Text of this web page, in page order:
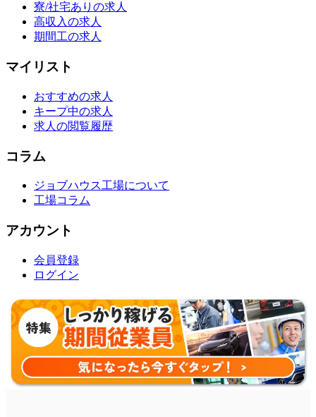
寮/社宅ありの求人
高収入の求人
期間工の求人
マイリスト
おすすめの求人
キープ中の求人
求人の閲覧履歴
コラム
ジョブハウス工場について
工場コラム
アカウント
会員登録
ログイン